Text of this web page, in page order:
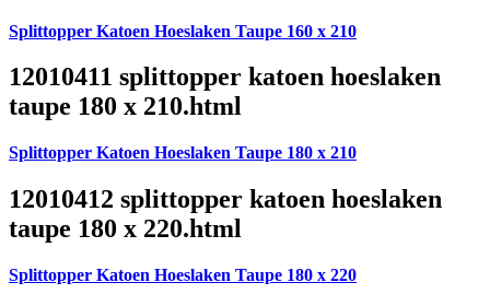
Splittopper Katoen Hoeslaken Taupe 160 x 210
12010411 splittopper katoen hoeslaken
taupe 180 x 210.html
Splittopper Katoen Hoeslaken Taupe 180 x 210
12010412 splittopper katoen hoeslaken
taupe 180 x 220.html
Splittopper Katoen Hoeslaken Taupe 180 x 220